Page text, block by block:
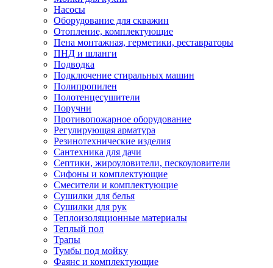
Насосы
Оборудование для скважин
Отопление, комплектующие
Пена монтажная, герметики, реставраторы
ПНД и шланги
Подводка
Подключение стиральных машин
Полипропилен
Полотенцесушители
Поручни
Противопожарное оборудование
Регулирующая арматура
Резинотехнические изделия
Сантехника для дачи
Септики, жироуловители, пескоуловители
Сифоны и комплектующие
Смесители и комплектующие
Сушилки для белья
Сушилки для рук
Теплоизоляционные материалы
Теплый пол
Трапы
Тумбы под мойку
Фаянс и комплектующие